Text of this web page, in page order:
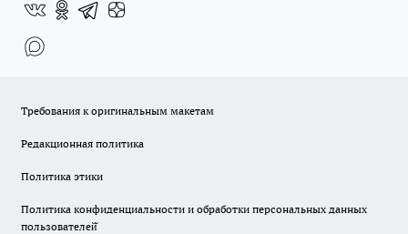
Требования к оригинальным макетам
Редакционная политика
Политика этики
Политика конфиденциальности и обработки персональных данных
пользователей̆